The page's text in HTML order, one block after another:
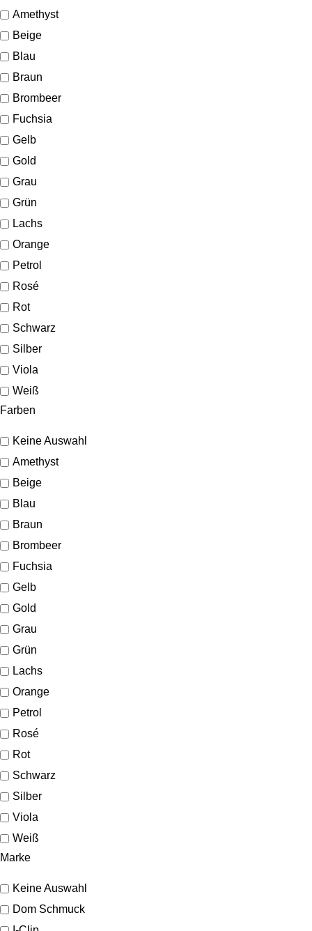
Amethyst
Beige
Blau
Braun
Brombeer
Fuchsia
Gelb
Gold
Grau
Grün
Lachs
Orange
Petrol
Rosé
Rot
Schwarz
Silber
Viola
Weiß
Farben
Keine Auswahl
Amethyst
Beige
Blau
Braun
Brombeer
Fuchsia
Gelb
Gold
Grau
Grün
Lachs
Orange
Petrol
Rosé
Rot
Schwarz
Silber
Viola
Weiß
Marke
Keine Auswahl
Dom Schmuck